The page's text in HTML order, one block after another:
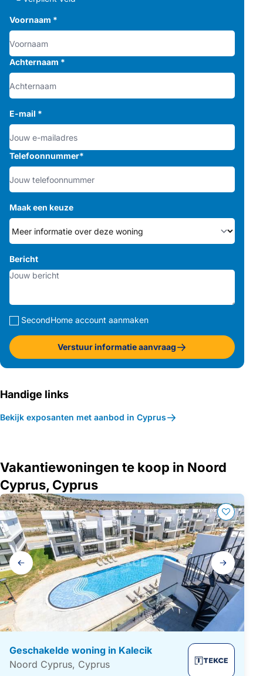
Voornaam *
Achternaam *
E-mail *
Telefoonnummer*
Maak een keuze
Bericht
SecondHome account aanmaken
Verstuur informatie aanvraag
Handige links
Bekijk exposanten met aanbod in Cyprus
Vakantiewoningen te koop in Noord
Cyprus, Cyprus
Galerij
navigatie
Geschakelde woning in Kalecik
Noord Cyprus, Cyprus